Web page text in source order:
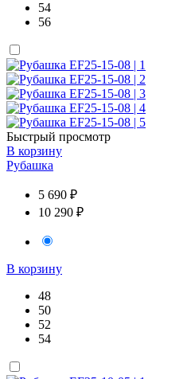
54
56
Быстрый просмотр
В корзину
Рубашка
5 690 ₽
10 290 ₽
В корзину
48
50
52
54